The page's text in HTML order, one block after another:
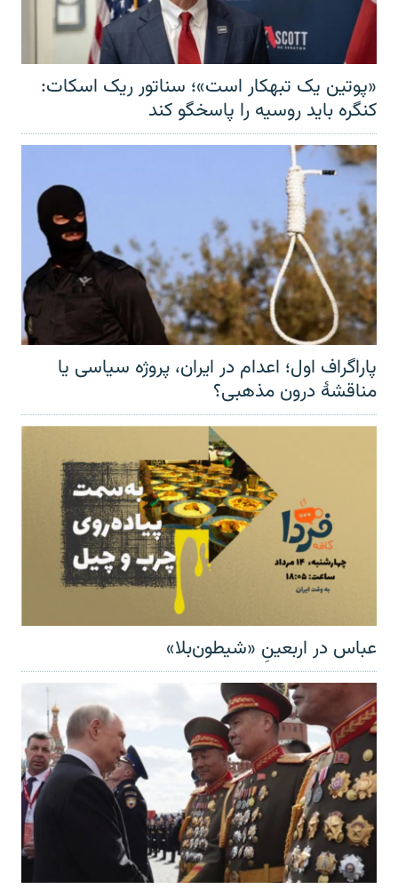
«پوتین یک تبهکار است»؛ سناتور ریک اسکات:
کنگره باید روسیه را پاسخگو کند
پاراگراف اول؛ اعدام در ایران، پروژه سیاسی یا
مناقشهٔ درون مذهبی؟
عباس در اربعینِ «شیطون‌بلا»